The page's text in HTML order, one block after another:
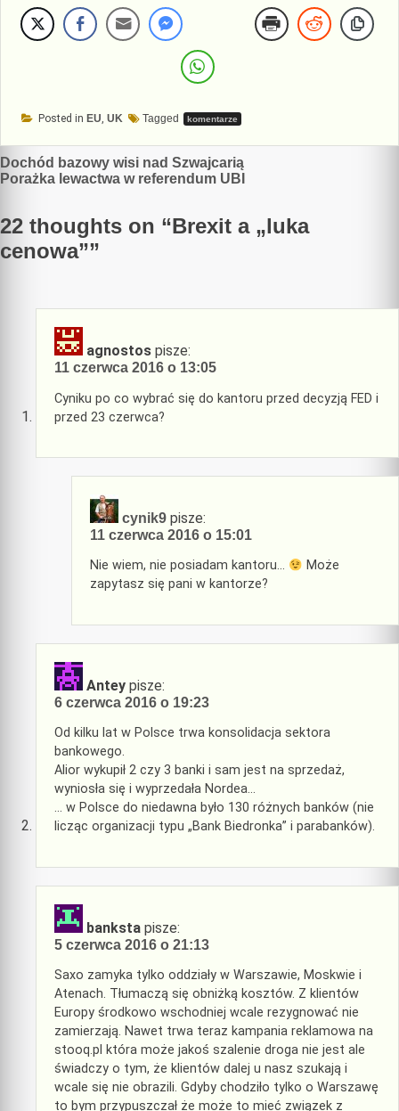
Posted in EU, UK Tagged komentarze
Nawigacja
wpisu
Dochód bazowy wisi nad Szwajcarią
Porażka lewactwa w referendum UBI
22 thoughts on “Brexit a „luka
cenowa””
agnostos pisze:
11 czerwca 2016 o 13:05
Cyniku po co wybrać się do kantoru przed decyzją FED i
przed 23 czerwca?
cynik9 pisze:
11 czerwca 2016 o 15:01
Nie wiem, nie posiadam kantoru…
Może
zapytasz się pani w kantorze?
Antey pisze:
6 czerwca 2016 o 19:23
Od kilku lat w Polsce trwa konsolidacja sektora
bankowego.
Alior wykupił 2 czy 3 banki i sam jest na sprzedaż,
wyniosła się i wyprzedała Nordea…
… w Polsce do niedawna było 130 różnych banków (nie
licząc organizacji typu „Bank Biedronka” i parabanków).
banksta pisze:
5 czerwca 2016 o 21:13
Saxo zamyka tylko oddziały w Warszawie, Moskwie i
Atenach. Tłumaczą się obniżką kosztów. Z klientów
Europy środkowo wschodniej wcale rezygnować nie
zamierzają. Nawet trwa teraz kampania reklamowa na
stooq.pl która może jakoś szalenie droga nie jest ale
świadczy o tym, że klientów dalej u nasz szukają i
wcale się nie obrazili. Gdyby chodziło tylko o Warszawę
to bym przypuszczał że może to mieć związek z